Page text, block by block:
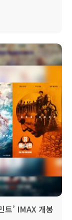
트’ IMAX 개봉